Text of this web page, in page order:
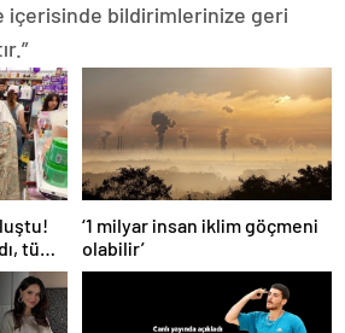
içerisinde bildirimlerinize geri
tüm
‘1 milyar insan iklim göçmeni
olabilir’